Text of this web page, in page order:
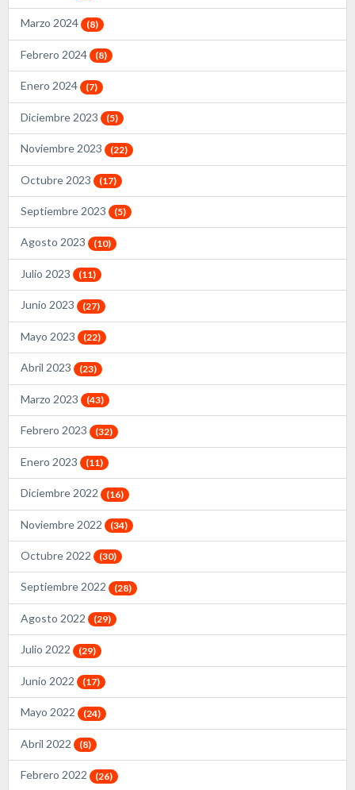
Marzo 2024 (8)
Febrero 2024 (8)
Enero 2024 (7)
Diciembre 2023 (5)
Noviembre 2023 (22)
Octubre 2023 (17)
Septiembre 2023 (5)
Agosto 2023 (10)
Julio 2023 (11)
Junio 2023 (27)
Mayo 2023 (22)
Abril 2023 (23)
Marzo 2023 (43)
Febrero 2023 (32)
Enero 2023 (11)
Diciembre 2022 (16)
Noviembre 2022 (34)
Octubre 2022 (30)
Septiembre 2022 (28)
Agosto 2022 (29)
Julio 2022 (29)
Junio 2022 (17)
Mayo 2022 (24)
Abril 2022 (8)
Febrero 2022 (26)